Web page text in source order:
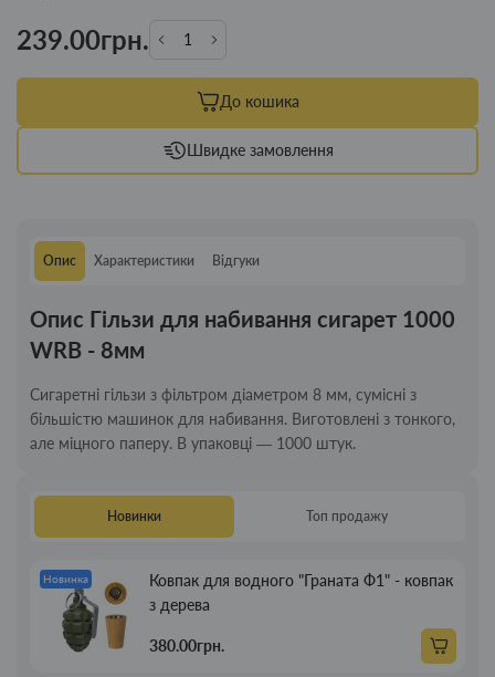
239.00грн.
До кошика
Швидке замовлення
Опис Характеристики Відгуки
Опис Гільзи для набивання сигарет 1000
WRB - 8мм
Сигаретні гільзи з фільтром діаметром 8 мм, сумісні з
більшістю машинок для набивання. Виготовлені з тонкого,
але міцного паперу. В упаковці — 1000 штук.
Новинки Топ продажу
Новинка
Ковпак для водного "Граната Ф1" - ковпак
з дерева
380.00грн.